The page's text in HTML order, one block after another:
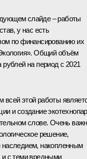
слайде – работы
у нас есть
по финансированию их
Общий объём
на период с 2021
этой работы
и создание
слове. Очень
решение,
накопленным
и с теми вредными